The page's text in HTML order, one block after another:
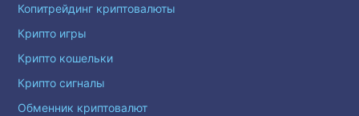
Копитрейдинг криптовалюты
Крипто игры
Крипто кошельки
Крипто сигналы
Обменник криптовалют